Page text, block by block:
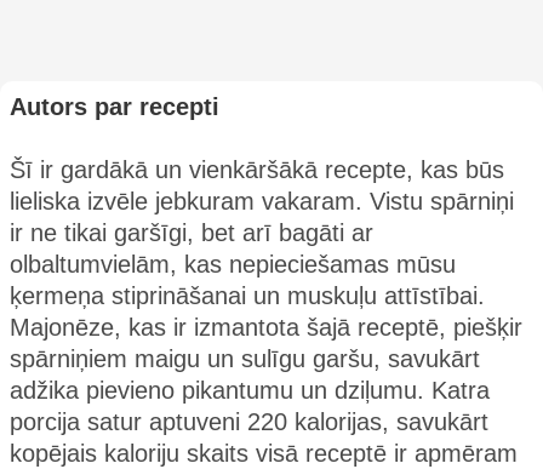
Autors par recepti
Šī ir gardākā un vienkāršākā recepte, kas būs
lieliska izvēle jebkuram vakaram. Vistu spārniņi
ir ne tikai garšīgi, bet arī bagāti ar
olbaltumvielām, kas nepieciešamas mūsu
ķermeņa stiprināšanai un muskuļu attīstībai.
Majonēze, kas ir izmantota šajā receptē, piešķir
spārniņiem maigu un sulīgu garšu, savukārt
adžika pievieno pikantumu un dziļumu. Katra
porcija satur aptuveni 220 kalorijas, savukārt
kopējais kaloriju skaits visā receptē ir apmēram